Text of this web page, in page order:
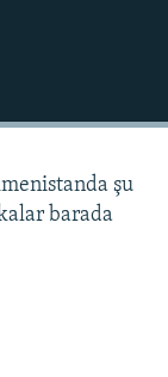
şu
barada